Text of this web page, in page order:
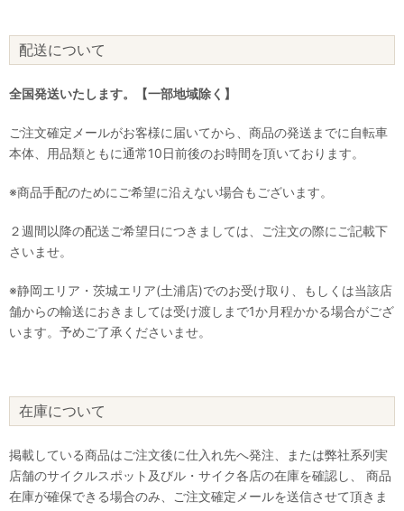
配送について
全国発送いたします。【一部地域除く】
ご注文確定メールがお客様に届いてから、商品の発送までに自転車
本体、用品類ともに通常10日前後のお時間を頂いております。
※商品手配のためにご希望に沿えない場合もございます。
２週間以降の配送ご希望日につきましては、ご注文の際にご記載下
さいませ。
※静岡エリア・茨城エリア(土浦店)でのお受け取り、もしくは当該店
舗からの輸送におきましては受け渡しまで1か月程かかる場合がござ
います。予めご了承くださいませ。
在庫について
掲載している商品はご注文後に仕入れ先へ発注、または弊社系列実
店舗のサイクルスポット及びル・サイク各店の在庫を確認し、 商品
在庫が確保できる場合のみ、ご注文確定メールを送信させて頂きま